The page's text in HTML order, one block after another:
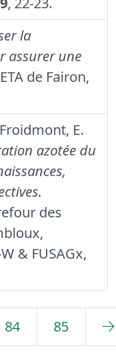
la
assurer une
de Fairon,
E.
azotée du
des
& FUSAGx,
84 85